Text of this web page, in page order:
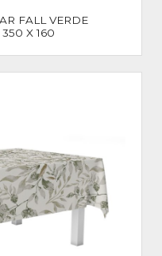
FALL VERDE
X 160